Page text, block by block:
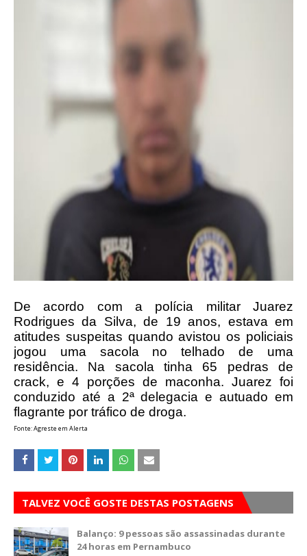
De acordo com a polícia militar Juarez
Rodrigues da Silva, de 19 anos, estava em
atitudes suspeitas quando avistou os policiais
jogou uma sacola no telhado de uma
residência. Na sacola tinha 65 pedras de
crack, e 4 porções de maconha. Juarez foi
conduzido até a 2ª delegacia e autuado em
flagrante por tráfico de droga.
Fonte: Agreste em Alerta
TALVEZ VOCÊ GOSTE DESTAS POSTAGENS
Balanço: 9 pessoas são assassinadas durante
24 horas em Pernambuco